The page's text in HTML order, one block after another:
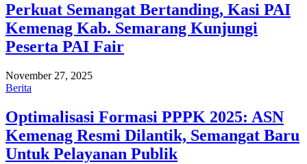
Perkuat Semangat Bertanding, Kasi PAI
Kemenag Kab. Semarang Kunjungi
Peserta PAI Fair
November 27, 2025
Berita
Optimalisasi Formasi PPPK 2025: ASN
Kemenag Resmi Dilantik, Semangat Baru
Untuk Pelayanan Publik